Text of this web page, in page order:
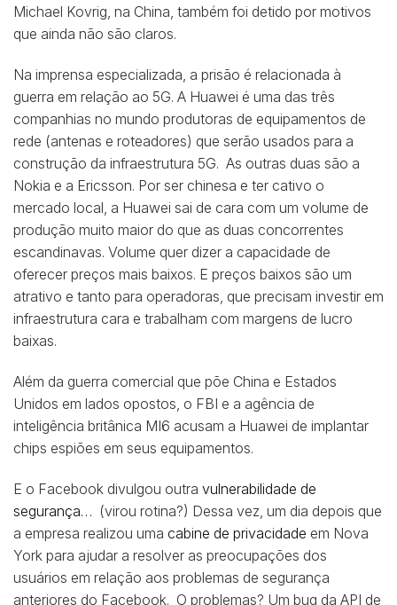
Michael Kovrig, na China, também foi detido por motivos
que ainda não são claros.
Na imprensa especializada, a prisão é relacionada à
guerra em relação ao 5G. A Huawei é uma das três
companhias no mundo produtoras de equipamentos de
rede (antenas e roteadores) que serão usados para a
construção da infraestrutura 5G. As outras duas são a
Nokia e a Ericsson. Por ser chinesa e ter cativo o
mercado local, a Huawei sai de cara com um volume de
produção muito maior do que as duas concorrentes
escandinavas. Volume quer dizer a capacidade de
oferecer preços mais baixos. E preços baixos são um
atrativo e tanto para operadoras, que precisam investir em
infraestrutura cara e trabalham com margens de lucro
baixas.
Além da guerra comercial que põe China e Estados
Unidos em lados opostos, o FBI e a agência de
inteligência britânica MI6 acusam a Huawei de implantar
chips espiões em seus equipamentos.
E o Facebook divulgou outra vulnerabilidade de
segurança… (virou rotina?) Dessa vez, um dia depois que
a empresa realizou uma cabine de privacidade em Nova
York para ajudar a resolver as preocupações dos
usuários em relação aos problemas de segurança
anteriores do Facebook. O problemas? Um bug da API de